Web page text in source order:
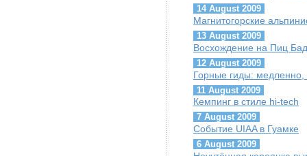
14 August 2009
Магнитогорские
13 August 2009
Восхождение на Пиц
12 August 2009
Горные гиды: медленно,
11 August 2009
Кемпинг в стиле hi-tech
7 August 2009
Событие UIAA в Гуамке
6 August 2009